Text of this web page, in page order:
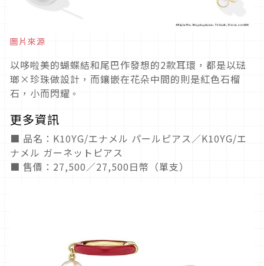
圖片來源
以哆啦美的蝴蝶結和尾巴作發想的2款耳環，都是以琺
瑯×珍珠做設計，而鑲嵌在花朵中間的則是紅色石榴
石，小而閃耀 。
更多資訊
■ 品名：K10YG/エナメル パールピアス／K10YG/エ
ナメル ガーネットピアス
■ 售價：27,500／27,500日幣（單支）